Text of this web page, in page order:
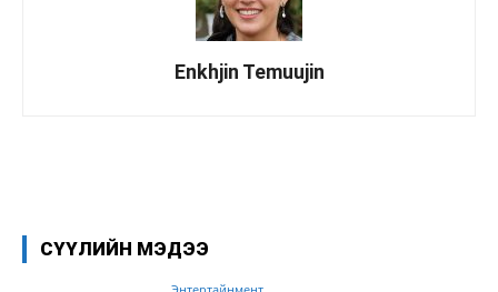
Enkhjin Temuujin
СҮҮЛИЙН МЭДЭЭ